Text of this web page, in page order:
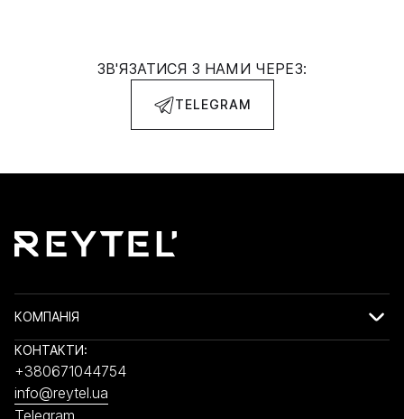
ЗВ'ЯЗАТИСЯ З НАМИ ЧЕРЕЗ:
TELEGRAM
КОМПАНІЯ
КОНТАКТИ:
+380671044754
info@reytel.ua